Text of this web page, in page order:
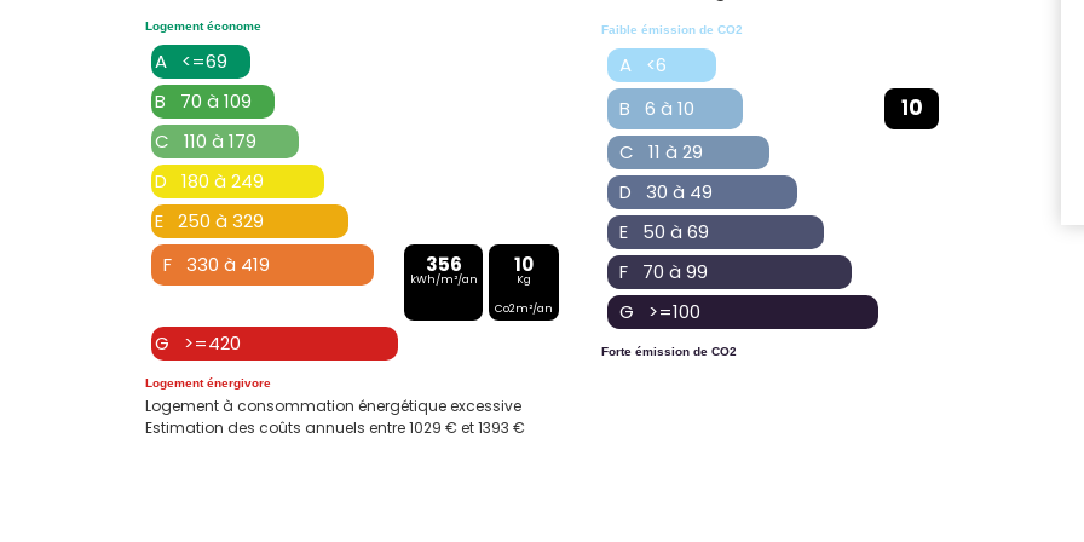
Logement économe
A <=69
B 70 à 109
C 110 à 179
D 180 à 249
E 250 à 329
F 330 à 419
356
kWh/m²/an
10
Kg
Co2m²/an
G >=420
Logement énergivore
Logement à consommation énergétique excessive
Estimation des coûts annuels entre 1029 € et 1393 €
Faible émission de CO2
A <6
B 6 à 10
10
C 11 à 29
D 30 à 49
E 50 à 69
F 70 à 99
G >=100
Forte émission de CO2